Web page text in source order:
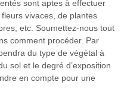
sont aptes à effectuer
vivaces, de plantes
etc. Soumettez-nous tout
comment procéder. Par
du type de végétal à
sol et le degré d’exposition
en compte pour une